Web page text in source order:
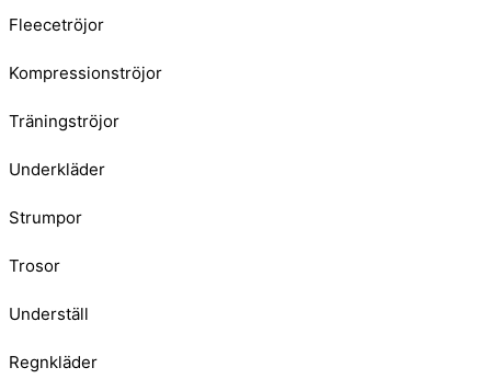
Fleecetröjor
Kompressionströjor
Träningströjor
Underkläder
Strumpor
Trosor
Underställ
Regnkläder